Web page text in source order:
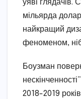
уяві глядачів.
мільярда
найкращий
феноменом,
Боузман
2018-2019